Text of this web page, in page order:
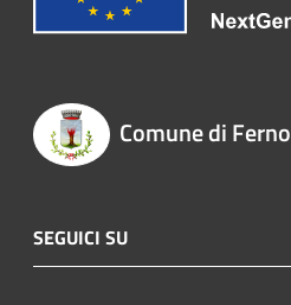
Comune di Ferno
SEGUICI SU